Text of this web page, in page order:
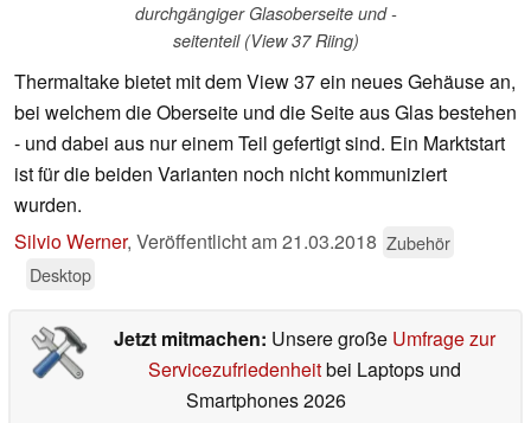
durchgängiger Glasoberseite und -
seitenteil (View 37 Riing)
Thermaltake bietet mit dem View 37 ein neues Gehäuse an,
bei welchem die Oberseite und die Seite aus Glas bestehen
- und dabei aus nur einem Teil gefertigt sind. Ein Marktstart
ist für die beiden Varianten noch nicht kommuniziert
wurden.
Silvio Werner, Veröffentlicht am21.03.2018 Zubehör
Desktop
Jetzt mitmachen: Unsere große Umfrage zur
Servicezufriedenheitbei Laptops und
Smartphones 2026